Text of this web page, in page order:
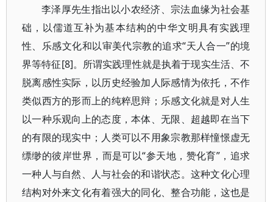
李泽厚先生指出以小农经济、宗法血缘为社会基
础，以儒道互补为基本结构的中华文明具有实践理
性、乐感文化和以审美代宗教的追求“天人合一”的境
界等特征[8]。所谓实践理性就是执着于现实生活、不
脱离感性实际，以历史经验加人际感情为依托，不作
类似西方的形而上的纯粹思辩；乐感文化就是对人生
以一种乐观向上的态度，本体、无限、超越即在当下
的有限的现实中；人类可以不用象宗教那样憧憬虚无
缥缈的彼岸世界，而是可以“参天地，赞化育”，追求
一种人与自然、人与社会的和谐状态。这种文化心理
结构对外来文化有着强大的同化、整合功能，这也是